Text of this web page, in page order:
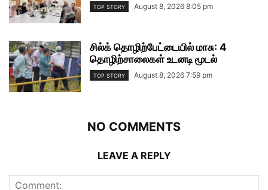
TOP STORY August 8, 2026 8:05 pm
சில்க் தொழிற்பேட்டையில் மாசு: 4
தொழிற்சாலைகள் உடனடி மூடல்
TOP STORY August 8, 2026 7:59 pm
NO COMMENTS
LEAVE A REPLY